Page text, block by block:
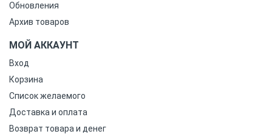
Обновления
Архив товаров
МОЙ АККАУНТ
Вход
Корзина
Список желаемого
Доставка и оплата
Возврат товара и денег